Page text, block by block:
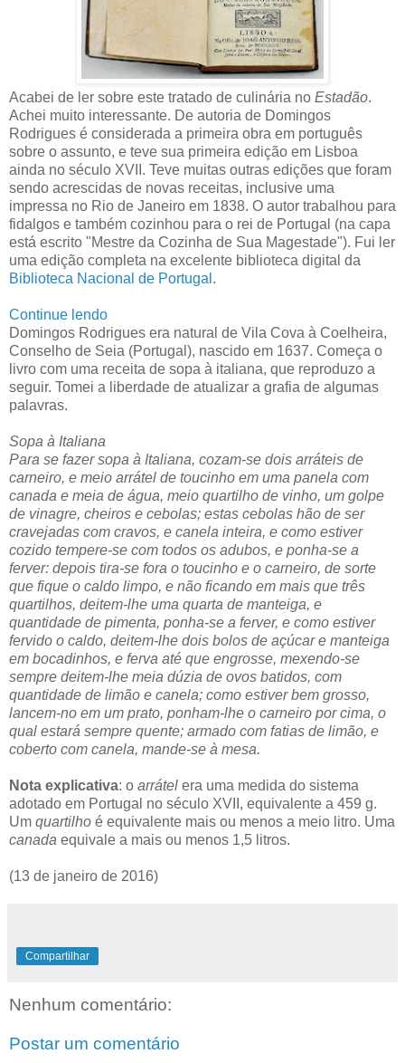
Acabei de ler sobre este tratado de culinária no Estadão.
Achei muito interessante. De autoria de Domingos
Rodrigues é considerada a primeira obra em português
sobre o assunto, e teve sua primeira edição em Lisboa
ainda no século XVII. Teve muitas outras edições que foram
sendo acrescidas de novas receitas, inclusive uma
impressa no Rio de Janeiro em 1838. O autor trabalhou para
fidalgos e também cozinhou para o rei de Portugal (na capa
está escrito "Mestre da Cozinha de Sua Magestade"). Fui ler
uma edição completa na excelente biblioteca digital da
Biblioteca Nacional de Portugal .
Continue lendo
Domingos Rodrigues era natural de Vila Cova à Coelheira,
Conselho de Seia (Portugal), nascido em 1637. Começa o
livro com uma receita de sopa à italiana, que reproduzo a
seguir. Tomei a liberdade de atualizar a grafia de algumas
palavras.
Sopa à Italiana
Para se fazer sopa à Italiana, cozam-se dois arráteis de
carneiro, e meio arrátel de toucinho em uma panela com
canada e meia de água, meio quartilho de vinho, um golpe
de vinagre, cheiros e cebolas; estas cebolas hão de ser
cravejadas com cravos, e canela inteira, e como estiver
cozido tempere-se com todos os adubos, e ponha-se a
ferver: depois tira-se fora o toucinho e o carneiro, de sorte
que fique o caldo limpo, e não ficando em mais que três
quartilhos, deitem-lhe uma quarta de manteiga, e
quantidade de pimenta, ponha-se a ferver, e como estiver
fervido o caldo, deitem-lhe dois bolos de açúcar e manteiga
em bocadinhos, e ferva até que engrosse, mexendo-se
sempre deitem-lhe meia dúzia de ovos batidos, com
quantidade de limão e canela; como estiver bem grosso,
lancem-no em um prato, ponham-lhe o carneiro por cima, o
qual estará sempre quente; armado com fatias de limão, e
coberto com canela, mande-se à mesa.
Nota explicativa: o arrátel era uma medida do sistema
adotado em Portugal no século XVII, equivalente a 459 g.
Um quartilho é equivalente mais ou menos a meio litro. Uma
canada equivale a mais ou menos 1,5 litros.
(13 de janeiro de 2016)
Compartilhar
Nenhum comentário:
Postar um comentário